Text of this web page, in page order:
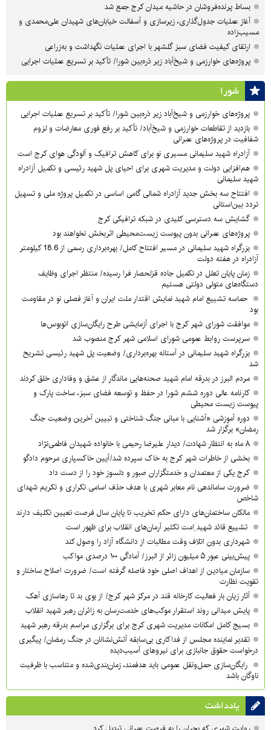
بساط پرنده‌فروشان در حاشیه میدان کرج جمع شد
آغاز عملیات جدول‌گذاری، زیرسازی و آسفالت خیابان‌های شهیدان علی‌محمدی و
مسیب‌زاده
ارتقای کیفیت فضای سبز گلشهر با اجرای عملیات نگهداشت و به‌زراعی
پروژه‌های خوارزمی و شیخ‌آباد زیر ذره‌بین شورا/ تأکید بر تسریع عملیات اجرایی
شورا
پروژه‌های خوارزمی و شیخ‌آباد زیر ذره‌بین شورا/ تأکید بر تسریع عملیات اجرایی
بازدید از تقاطعات خوارزمی و شیخ‌آباد/ تأکید بر رفع فوری معارضات و لزوم
شفافیت در پروژه‌های عمرانی
آزادراه شهید سلیمانی مسیری نو برای کاهش ترافیک و آلودگی هوای کرج است
هم‌افزایی دولت و مدیریت شهری برای احیای پل شهید رئیسی و تکمیل آزادراه
شهید سلیمانی
افتتاح سه بخش جدید آزادراه شمالی گامی اساسی در تکمیل پروژه ملی و تسهیل
تردد بین‌استانی
گشایش سه دسترسی کلیدی در شبکه ترافیکی کرج
پروژه‌های عمرانی بدون پیوست زیست‌محیطی اثربخش نخواهند بود
بزرگراه شهید سلیمانی در مسیر افتتاح کامل/ بهره‌برداری رسمی از 18.6 کیلومتر
آزادراه در هفته دولت
زمان پایان تعلل در تکمیل جاده قزلحصار فرا رسیده/ منتظر اجرای وظایف
دستگاه‌های متولی دولتی هستیم
حماسه تشییع امام شهید نمایش اقتدار ملت ایران و آغاز فصلی نو در مقاومت
بود
موافقت شورای شهر کرج با اجرای آزمایشی طرح رایگان‌سازی اتوبوس‌ها
سرپرست روابط عمومی شورای اسلامی شهر کرج منصوب شد
بزرگراه شهید سلیمانی در آستانه بهره‌برداری/ وضعیت پل شهید رئیسی تشریح
شد
مردم البرز در بدرقه امام شهید صحنه‌هایی ماندگار از عشق و وفاداری خلق کردند
کارنامه عالی دوره ششم شورا در حفظ و توسعه فضای سبز، ساخت پارک و
پیوست زیست محیطی
دوره آموزشی «آشنایی با مبانی جنگ شناختی و تبیین آخرین وضعیت جنگ
رمضان» برگزار شد
۸ ماه به انتظار شهادت/ دیدار علیرضا رحیمی با خانواده شهیدان فاطمی‌نژاد
بخشی از خاطرات شهر کرج به خاک سپرده شد/آیین خاکسپاری مرحوم دادگو
کرج یکی از معتمدان و خدمتگزاران صبور و دلسوز خود را از دست داد
ضرورت ساماندهی نام‌ معابر شهری با هدف حذف اسامی تکراری و تکریم شهدای
شاخص
مالکان ساختمان‌های دارای حکم تخریب تا پایان سال فرصت تعیین تکلیف دارند
تشییع قائد شهید ِامت تکثیر آرمان‌های انقلاب برای ظهور است
شهرداری بدون اتلاف وقت مطالبات از دانشگاه آزاد را وصول کند
پیش‌بینی عبور ۵ میلیون زائر از البرز/ آمادگی ۱۰۰ درصدی مواکب
سازمان میادین از اهداف اصلی خود فاصله گرفته است/ ضرورت اصلاح ساختار و
تقویت نظارت
آثار زیان بار فعالیت کارخانه قند در مرکز شهر کرج/ از بوی بد تا رهاسازی آهک
پایش میدانی روند استقرار موکب‌های خدمت‌رسان به زائران رهبر شهید انقلاب
بسیج کامل امکانات مدیریت شهری کرج برای برگزاری مراسم بدرقه رهبر شهید
تقدیر نماینده مجلس از فداکاری بی‌سابقه آتش‌نشانان در جنگ رمضان/ پیگیری
درخواست حقوق جانبازی برای نیروهای آسیب‌دیده
رایگان‌سازی حمل‌ونقل عمومی باید هدفمند، زمان‌بندی‌شده و متناسب با ظرفیت
ناوگان باشد
یادداشت